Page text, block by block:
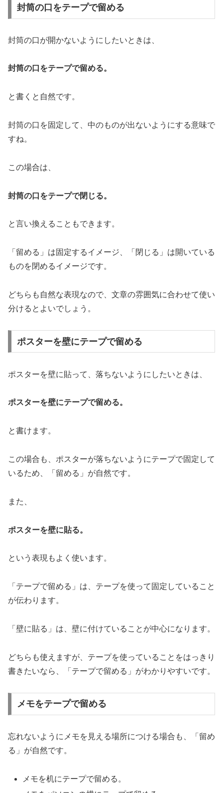
封筒の口をテープで留める
封筒の口が開かないようにしたいときは、
封筒の口をテープで留める。
と書くと自然です。
封筒の口を固定して、中のものが出ないようにする意味で
すね。
この場合は、
封筒の口をテープで閉じる。
と言い換えることもできます。
「留める」は固定するイメージ、「閉じる」は開いている
ものを閉めるイメージです。
どちらも自然な表現なので、文章の雰囲気に合わせて使い
分けるとよいでしょう。
ポスターを壁にテープで留める
ポスターを壁に貼って、落ちないようにしたいときは、
ポスターを壁にテープで留める。
と書けます。
この場合も、ポスターが落ちないようにテープで固定して
いるため、「留める」が自然です。
また、
ポスターを壁に貼る。
という表現もよく使います。
「テープで留める」は、テープを使って固定していること
が伝わります。
「壁に貼る」は、壁に付けていることが中心になります。
どちらも使えますが、テープを使っていることをはっきり
書きたいなら、「テープで留める」がわかりやすいです。
メモをテープで留める
忘れないようにメモを見える場所につける場合も、「留め
る」が自然です。
メモを机にテープで留める。